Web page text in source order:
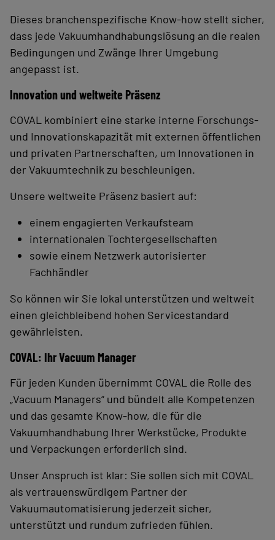
Dieses branchenspezifische Know-how stellt sicher,
dass jede Vakuumhandhabungslösung an die realen
Bedingungen und Zwänge Ihrer Umgebung
angepasst ist.
Innovation und weltweite Präsenz
COVAL kombiniert eine starke interne Forschungs-
und Innovationskapazität mit externen öffentlichen
und privaten Partnerschaften, um Innovationen in
der Vakuumtechnik zu beschleunigen.
Unsere weltweite Präsenz basiert auf:
einem engagierten Verkaufsteam
internationalen Tochtergesellschaften
sowie einem Netzwerk autorisierter
Fachhändler
So können wir Sie lokal unterstützen und weltweit
einen gleichbleibend hohen Servicestandard
gewährleisten.
COVAL: Ihr Vacuum Manager
Für jeden Kunden übernimmt COVAL die Rolle des
„Vacuum Managers“ und bündelt alle Kompetenzen
und das gesamte Know-how, die für die
Vakuumhandhabung Ihrer Werkstücke, Produkte
und Verpackungen erforderlich sind.
Unser Anspruch ist klar: Sie sollen sich mit COVAL
als vertrauenswürdigem Partner der
Vakuumautomatisierung jederzeit sicher,
unterstützt und rundum zufrieden fühlen.